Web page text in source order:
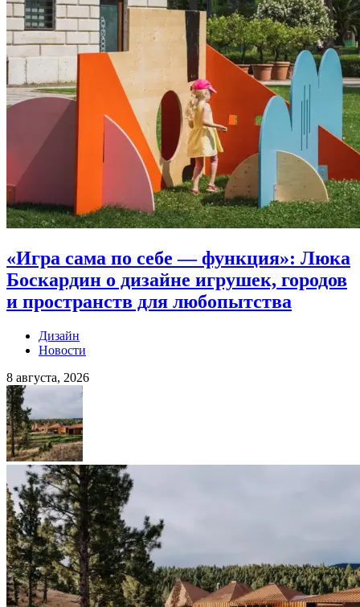
«Игра сама по себе — функция»: Люка
Боскардин о дизайне игрушек, городов
и пространств для любопытства
Дизайн
Новости
8 августа, 2026